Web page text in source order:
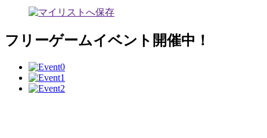
フリーゲームイベント開催中！